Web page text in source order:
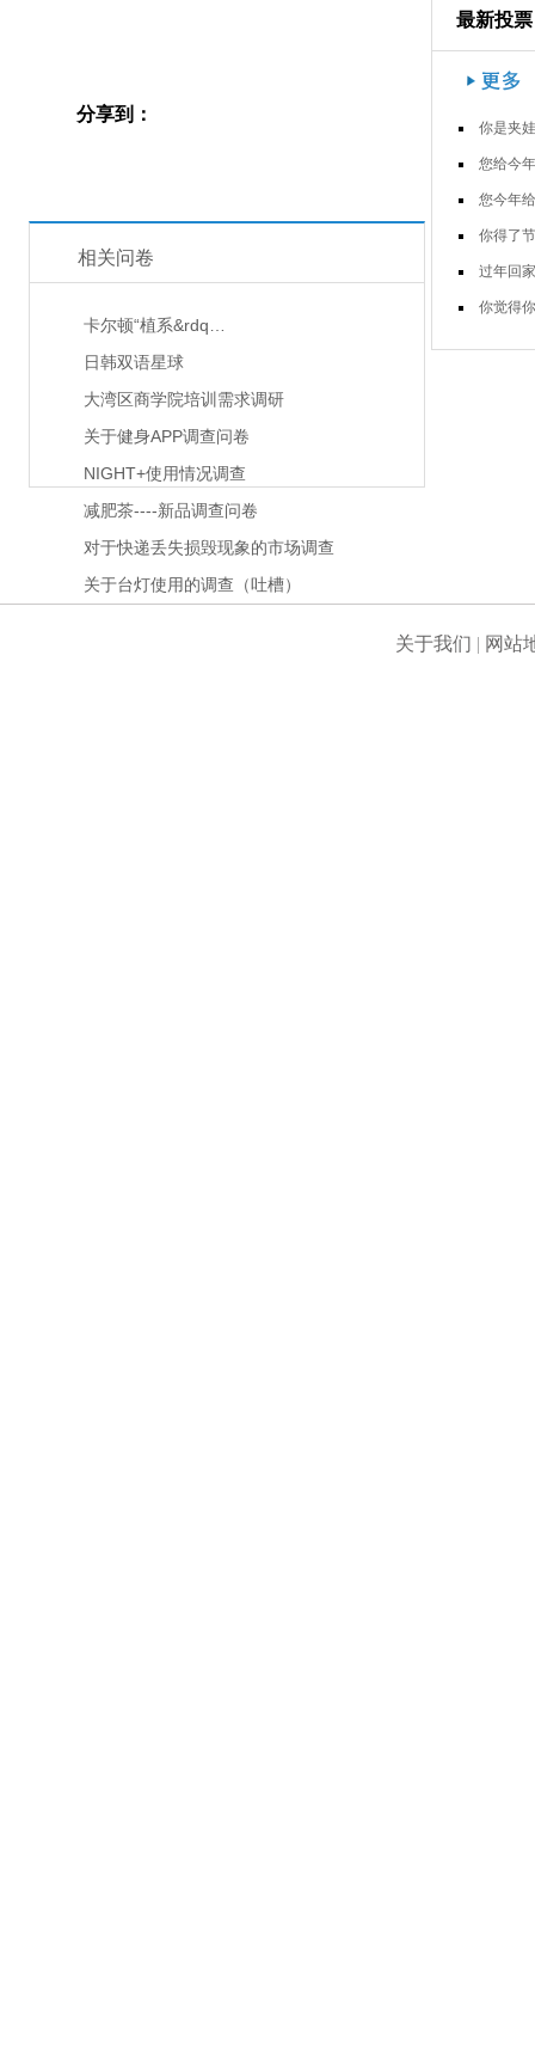
分享到：
相关问卷
卡尔顿“植系&rdq…
日韩双语星球
大湾区商学院培训需求调研
关于健身APP调查问卷
NIGHT+使用情况调查
减肥茶----新品调查问卷
对于快递丢失损毁现象的市场调查
关于台灯使用的调查（吐槽）
最新投票
你是夹娃娃大神吗
您给今年的春晚打几分
您今年给亲朋好友拜年通过什么渠道
你得了节后上班综合症吗
过年回家，你父母逼你结婚了吗
你觉得你过年回家会胖吗
关于我们 | 网站